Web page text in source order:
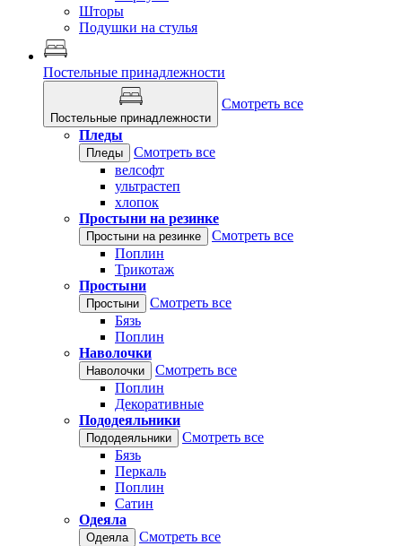
Шторы
Подушки на стулья
Постельные принадлежности
Постельные принадлежности
Смотреть все
Пледы
Пледы
Смотреть все
велсофт
ультрастеп
хлопок
Простыни на резинке
Простыни на резинке
Смотреть все
Поплин
Трикотаж
Простыни
Простыни
Смотреть все
Бязь
Поплин
Наволочки
Наволочки
Смотреть все
Поплин
Декоративные
Пододеяльники
Пододеяльники
Смотреть все
Бязь
Перкаль
Поплин
Сатин
Одеяла
Одеяла
Смотреть все